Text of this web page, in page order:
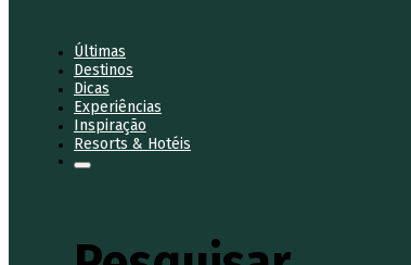
Últimas
Destinos
Dicas
Experiências
Inspiração
Resorts & Hotéis